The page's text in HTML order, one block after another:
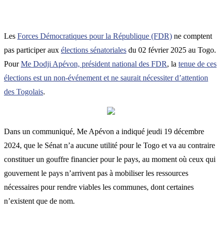
Les Forces Démocratiques pour la République (FDR) ne comptent
pas participer aux élections sénatoriales du 02 février 2025 au Togo.
PourMe Dodji Apévon, président national des FDR, la tenue de ces
élections est un non-événement et ne saurait nécessiter d’attention
des Togolais.
Dans un communiqué, Me Apévon a indiqué jeudi 19 décembre
2024, que le Sénat n’a aucune utilité pour le Togo et va au contraire
constituer un gouffre financier pour le pays, au moment où ceux qui
gouvernent le pays n’arrivent pas à mobiliser les ressources
nécessaires pour rendre viables les communes, dont certaines
n’existent que de nom.